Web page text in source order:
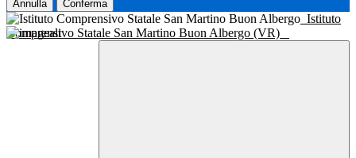
Annulla Conferma
Istituto
Comprensivo Statale San Martino Buon Albergo (VR)